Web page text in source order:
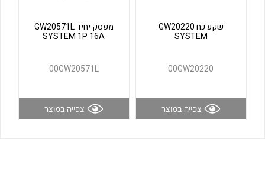
שקע כח GW20220
SYSTEM
00GW20220
צפייה במוצר
מפסק יחיד GW20571L
SYSTEM 1P 16A
00GW20571L
צפייה במוצר